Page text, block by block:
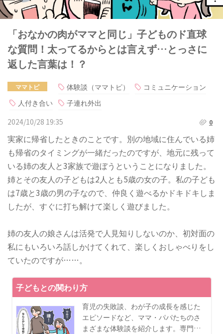
「おなかの肉がママと同じ」子どものド直球
な質問！太ってるからとは言えず…とっさに
返した言葉は！？
ママトピ 体験談（ママトピ）
コミュニケーション
人付き合い
子連れ外出
2024/10/28 19:35
0
実家に帰省したときのことです。別の地域に住んでいる姉
も帰省のタイミングが一緒だったのですが、地元に残って
いる姉の友人と3家族で遊ぼうということになりました。
姉とその友人の子どもは2人とも5歳の女の子。私の子ども
は7歳と3歳の男の子なので、仲良く遊べるかドキドキしま
したが、すぐに打ち解けて楽しく遊びました。
姉の友人の娘さんは活発で人見知りしないのか、初対面の
私にもいろいろ話しかけてくれて、楽しくおしゃべりをし
ていたのですが……。
子どもとの関わり方
育児の失敗談、わが子の成長を感じた
エピソードなど、ママ・パパたちのさ
まざまな体験談を紹介します。専門…